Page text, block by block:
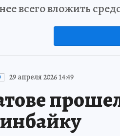
всего вложить
29 апреля 2026 14:49